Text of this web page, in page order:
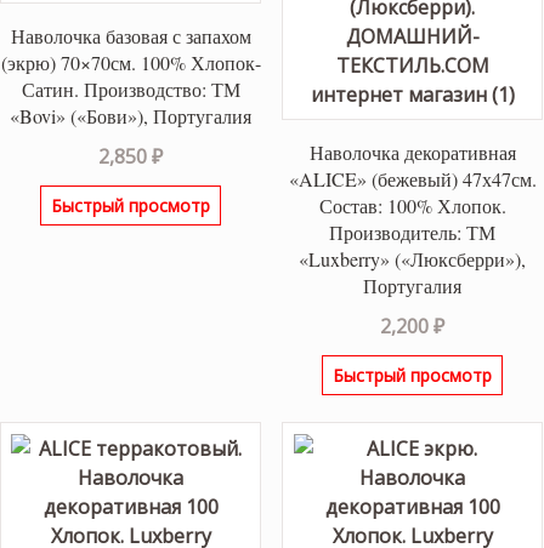
Наволочка базовая с запахом
(экрю) 70×70см. 100% Хлопок-
Сатин. Производство: ТМ
«Bovi» («Бови»), Португалия
2,850₽
Быстрый просмотр
Наволочка декоративная
«ALICE» (бежевый) 47х47см.
Состав: 100% Хлопок.
Производитель: ТМ
«Luxberry» («Люксберри»),
Португалия
2,200₽
Быстрый просмотр